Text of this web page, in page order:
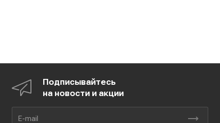
Подписывайтесь
на новости и акции